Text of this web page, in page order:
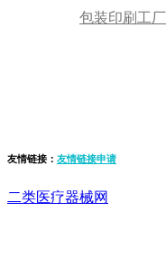
包装印刷工厂
友情链接： 友情链接申请
二类医疗器械网